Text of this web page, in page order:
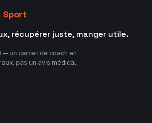
Sport
récupérer juste, manger utile.
— un carnet de coach en
pas un avis médical.